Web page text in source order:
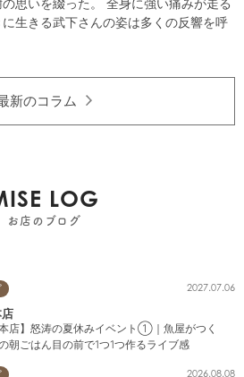
思いを綴った。 全身に強い痛みが走る
生きる武下さんの姿は多くの反響を呼
新のコラム
LOG
お店のブログ
2027.07.06
本店】怒涛の夏休みイベント①｜魚屋がつく
朝ごはん目の前で1つ1つ作るライブ感
2026.08.08